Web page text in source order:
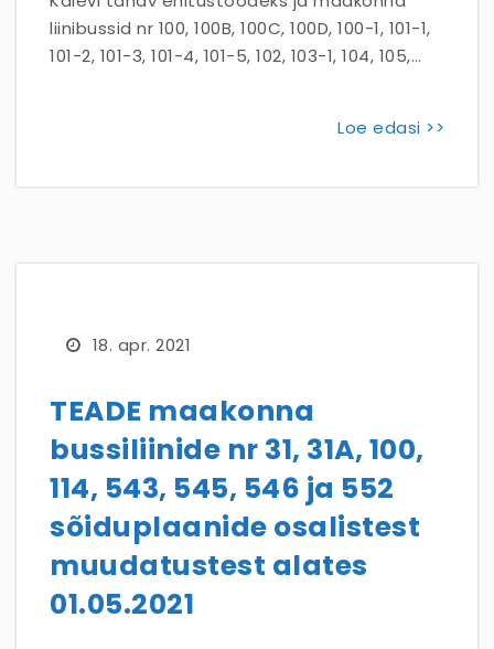
liinibussid nr 100, 100B, 100C, 100D, 100-1, 101-1,
101-2, 101-3, 101-4, 101-5, 102, 103-1, 104, 105,…
Loe edasi >>
18. apr. 2021
TEADE maakonna
bussiliinide nr 31, 31A, 100,
114, 543, 545, 546 ja 552
sõiduplaanide osalistest
muudatustest alates
01.05.2021